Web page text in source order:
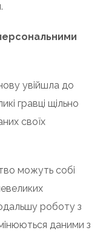
увійшла до
гравці щільно
своїх
можуть собі
роботу з
даними з